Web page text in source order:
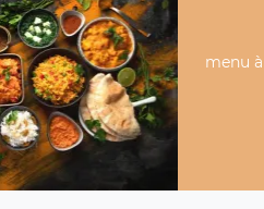
menu